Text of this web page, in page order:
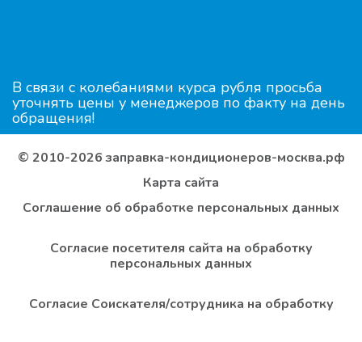
В связи с колебаниями курса рубля просьба
уточнять цены у менеджеров по факту на день
обращения!
© 2010-2026 заправка-кондиционеров-москва.рф
Карта сайта
Соглашение об обработке персональных данных
Согласие посетителя сайта на обработку
персональных данных
Согласие Соискателя/сотрудника на обработку